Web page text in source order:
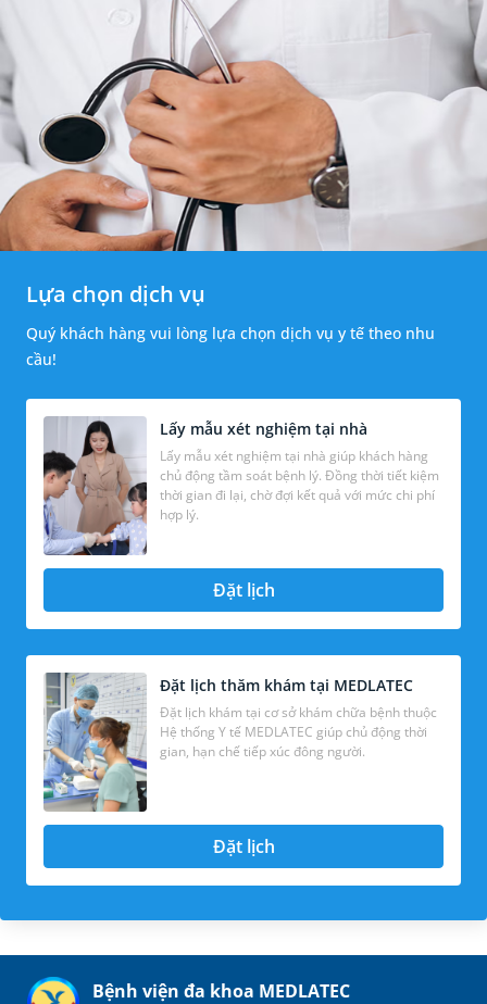
Lựa chọn dịch vụ
Quý khách hàng vui lòng lựa chọn dịch vụ y tế theo nhu
cầu!
Lấy mẫu xét nghiệm tại nhà
Lấy mẫu xét nghiệm tại nhà giúp khách hàng
chủ động tầm soát bệnh lý. Đồng thời tiết kiệm
thời gian đi lại, chờ đợi kết quả với mức chi phí
hợp lý.
Đặt lịch
Đặt lịch thăm khám tại MEDLATEC
Đặt lịch khám tại cơ sở khám chữa bệnh thuộc
Hệ thống Y tế MEDLATEC giúp chủ động thời
gian, hạn chế tiếp xúc đông người.
Đặt lịch
Bệnh viện đa khoa MEDLATEC